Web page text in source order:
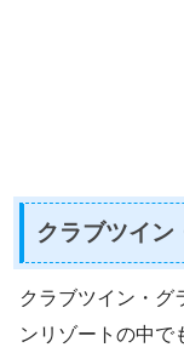
クラブツイン
クラブツイン・グ
ンリゾートの中で